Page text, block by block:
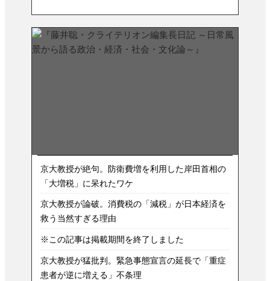
京大教授が絶句。防衛費増を利用した岸田首相の
「大増税」に呆れたワケ
京大教授が論破。消費税の「減税」が日本経済を
救う当然すぎる理由
※この記事は掲載期間を終了しました
京大教授が猛批判。緊急事態宣言の延長で「重症
患者が逆に増える」不条理